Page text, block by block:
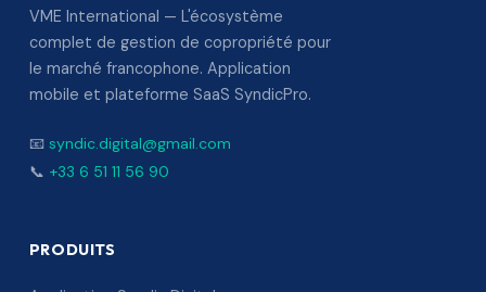
VME International — L'écosystème
complet de gestion de copropriété pour
le marché francophone. Application
mobile et plateforme SaaS SyndicPro.
📧 syndic.digital@gmail.com
📞 +33 6 51 11 56 90
PRODUITS